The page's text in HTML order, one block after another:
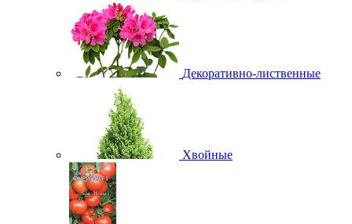
Декоративно-лиственные
Хвойные